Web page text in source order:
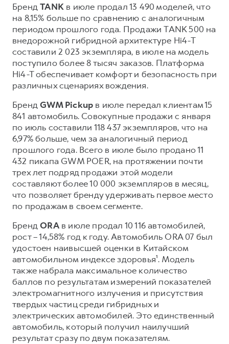
БрендTANK в июле продал 13 490 моделей, что
на 8,15% больше по сравнению с аналогичным
периодом прошлого года. Продажи TANK 500 на
внедорожной гибридной архитектуре Hi4-T
составили 2 023 экземпляра, в июле на модель
поступило более 8 тысяч заказов. Платформа
Hi4-T обеспечивает комфорт и безопасность при
различных сценариях вождения.
БрендGWM Pickup в июле передал клиентам 15
841 автомобиль. Совокупные продажи с января
по июль составили 118 437 экземпляров, что на
6,97% больше, чем за аналогичный период
прошлого года. Всего в июле было продано 11
432 пикапа GWM POER, на протяжении почти
трех лет подряд продажи этой модели
составляют более 10 000 экземпляров в месяц,
что позволяет бренду удерживать первое место
по продажам в своем сегменте.
БрендORAв июле продал 10 116 автомобилей,
рост – 14,58% год к году. Автомобиль ORA 07 был
удостоен наивысшей оценки в Китайском
автомобильном индексе здоровья¹. Модель
также набрала максимальное количество
баллов по результатам измерений показателей
электромагнитного излучения и присутствия
твердых частиц среди гибридных и
электрических автомобилей. Это единственный
автомобиль, который получил наилучший
результат сразу по двум показателям.